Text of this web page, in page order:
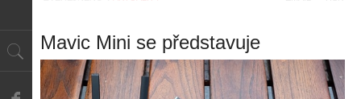
Mavic Mini se představuje